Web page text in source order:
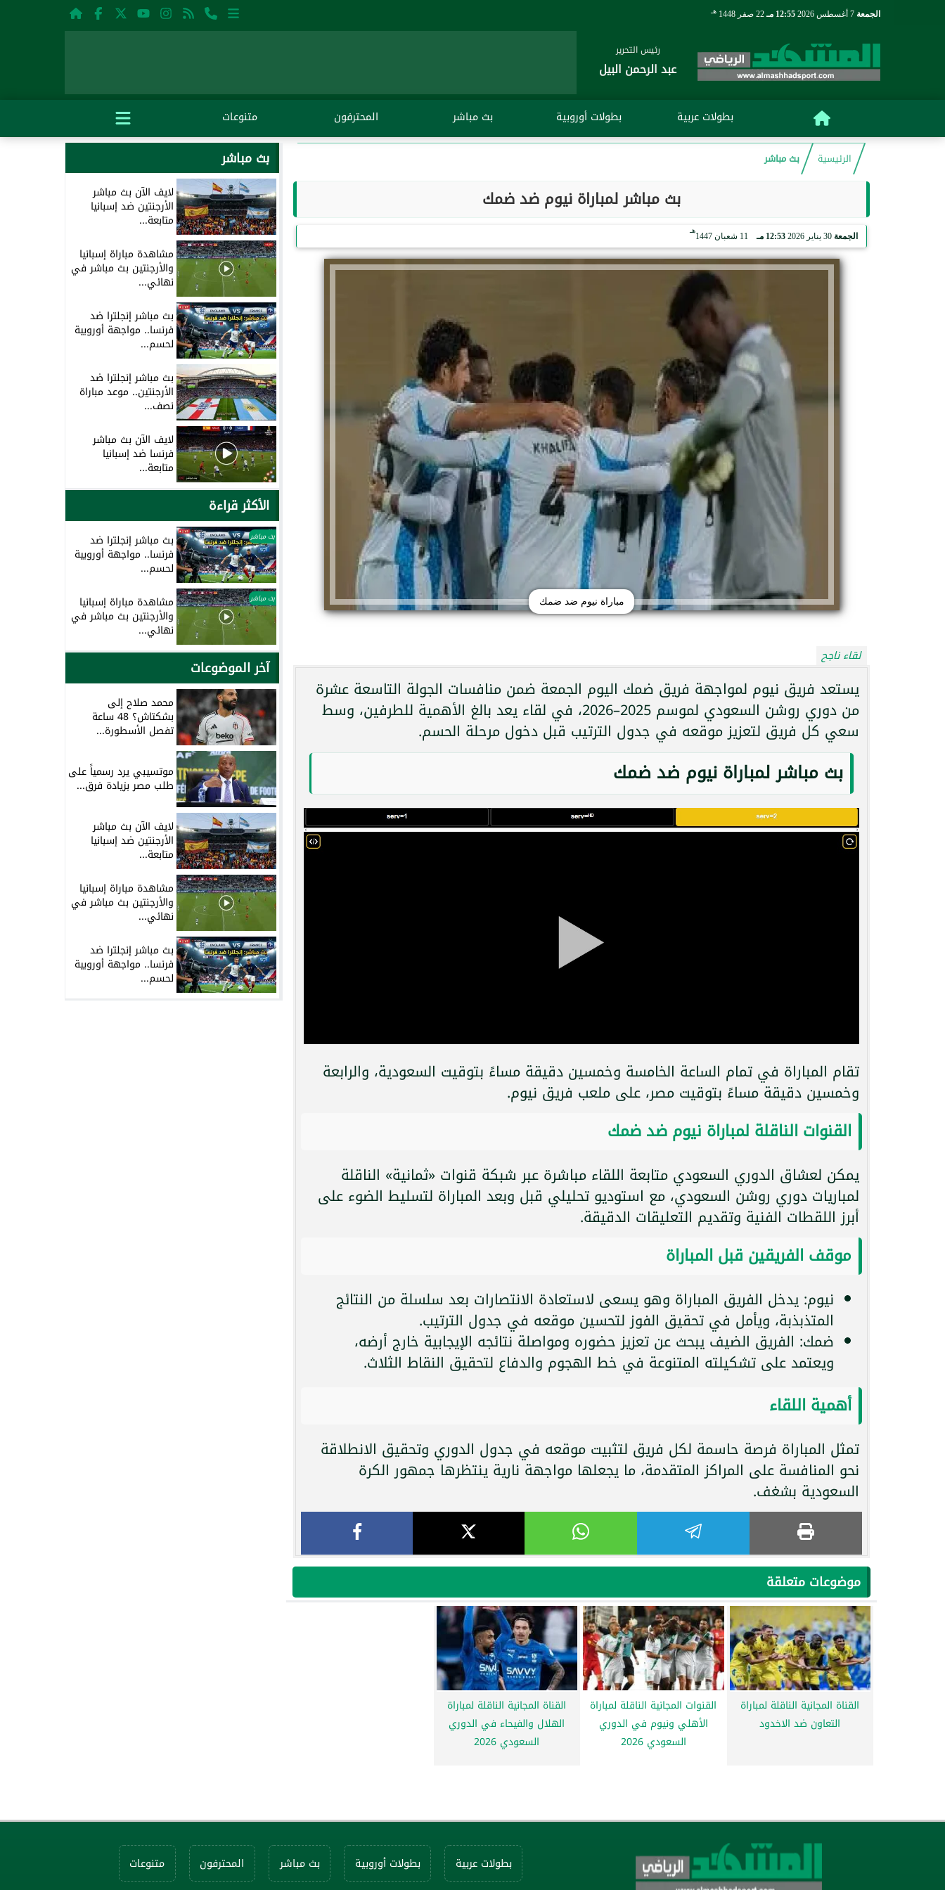
الجمعة 12:55 مـ 22 صفر 1448 هـ
رئيس التحرير
عبد الرحمن البيل
بطولات عربية بطولات أوروبية بث مباشر المحترفون متنوعات
الرئيسية بث مباشر
بث مباشر لمباراة نيوم ضد ضمك
الجمعة 30 يناير 2026 12:53 مـ 11 شعبان 1447
هـ
مباراة نيوم ضد ضمك
لقاء ناجح
يستعد فريق نيوم لمواجهة فريق ضمك اليوم الجمعة ضمن منافسات الجولة التاسعة عشرة
من دوري روشن السعودي لموسم 2025–2026، في لقاء يعد بالغ الأهمية للطرفين، وسط
سعي كل فريق لتعزيز موقعه في جدول الترتيب قبل دخول مرحلة الحسم.
بث مباشر لمباراة نيوم ضد ضمك
تقام المباراة في تمام الساعة الخامسة وخمسين دقيقة مساءً بتوقيت السعودية، والرابعة
وخمسين دقيقة مساءً بتوقيت مصر، على ملعب فريق نيوم.
القنوات الناقلة لمباراة نيوم ضد ضمك
يمكن لعشاق الدوري السعودي متابعة اللقاء مباشرة عبر شبكة قنوات «ثمانية» الناقلة
لمباريات دوري روشن السعودي، مع استوديو تحليلي قبل وبعد المباراة لتسليط الضوء على
أبرز اللقطات الفنية وتقديم التعليقات الدقيقة.
موقف الفريقين قبل المباراة
نيوم: يدخل الفريق المباراة وهو يسعى لاستعادة الانتصارات بعد سلسلة من النتائج
المتذبذبة، ويأمل في تحقيق الفوز لتحسين موقعه في جدول الترتيب.
ضمك: الفريق الضيف يبحث عن تعزيز حضوره ومواصلة نتائجه الإيجابية خارج أرضه،
ويعتمد على تشكيلته المتنوعة في خط الهجوم والدفاع لتحقيق النقاط الثلاث.
أهمية اللقاء
تمثل المباراة فرصة حاسمة لكل فريق لتثبيت موقعه في جدول الدوري وتحقيق الانطلاقة
نحو المنافسة على المراكز المتقدمة، ما يجعلها مواجهة نارية ينتظرها جمهور الكرة
السعودية بشغف.
موضوعات متعلقة
القناة المجانية الناقلة لمباراة
التعاون ضد الاخدود
القنوات المجانية الناقلة لمباراة
الأهلي ونيوم في الدوري
السعودي 2026
القناة المجانية الناقلة لمباراة
الهلال والفيحاء في الدوري
السعودي 2026
بث مباشر
لايف الآن بث مباشر
الأرجنتين ضد إسبانيا
متابعة...
مشاهدة مباراة إسبانيا
والأرجنتين بث مباشر في
نهائي...
بث مباشر إنجلترا ضد
فرنسا.. مواجهة أوروبية
لحسم...
بث مباشر إنجلترا ضد
الأرجنتين.. موعد مباراة
نصف...
لايف الآن بث مباشر
فرنسا ضد إسبانيا
متابعة...
الأكثر قراءة
بث مباشر بث مباشر إنجلترا ضد
فرنسا.. مواجهة أوروبية
لحسم...
بث مباشر مشاهدة مباراة إسبانيا
والأرجنتين بث مباشر في
نهائي...
آخر الموضوعات
محمد صلاح إلى
بشكتاش؟ 48 ساعة
تفصل الأسطورة...
موتسيبي يرد رسمياً على
طلب مصر بزيادة فرق...
لايف الآن بث مباشر
الأرجنتين ضد إسبانيا
متابعة...
مشاهدة مباراة إسبانيا
والأرجنتين بث مباشر في
نهائي...
بث مباشر إنجلترا ضد
فرنسا.. مواجهة أوروبية
لحسم...
بطولات عربية بطولات أوروبية بث مباشر المحترفون متنوعات